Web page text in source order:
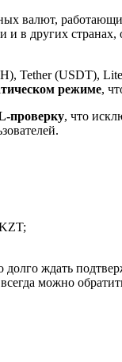
валют,
в других
Tether (USDT),
режиме,
проверку, что
ждать
можно